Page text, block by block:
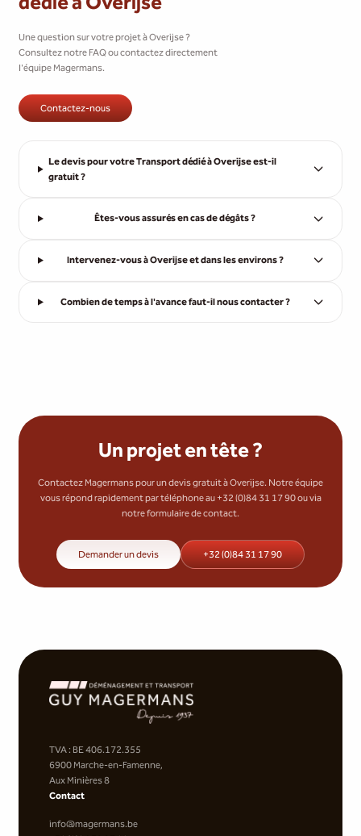
Une question sur votre projet à Overijse ?
Consultez notre FAQ ou contactez directement
l'équipe Magermans.
Contactez-nous
Le devis pour votre Transport dédié à Overijse est-il
gratuit ?
Êtes-vous assurés en cas de dégâts ?
Intervenez-vous à Overijse et dans les environs ?
Combien de temps à l'avance faut-il nous contacter ?
Un projet en tête ?
Contactez Magermans pour un devis gratuit à Overijse. Notre équipe
vous répond rapidement par téléphone au +32 (0)84 31 17 90 ou via
notre formulaire de contact.
Demander un devis +32 (0)84 31 17 90
TVA : BE 406.172.355
6900 Marche-en-Famenne,
Aux Minières 8
Contact
info@magermans.be